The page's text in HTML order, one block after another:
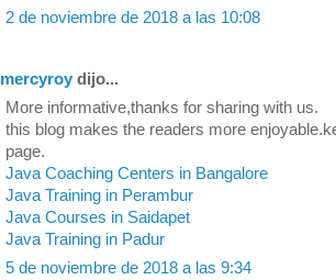
2 de noviembre de 2018 a las 10:08
mercyroy dijo...
More informative,thanks for sharing with us.
this blog makes the readers more
page.
Java Coaching Centers in Bangalore
Java Training in Perambur
Java Courses in Saidapet
Java Training in Padur
5 de noviembre de 2018 a las 9:34